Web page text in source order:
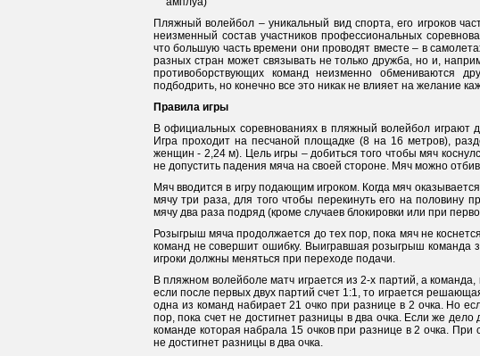
Пляжный волейбол – уникальный вид спорта, его игроков
неизменный состав участников профессиональных
что большую часть времени они проводят вместе – в
разных стран может связывать не только дружба, но и,
противоборствующих команд неизменно обмениваются
подбодрить, но конечно все это никак не влияет на желание
Правила игры
В официальных соревнованиях в пляжный волейбол играют
Игра проходит на песчаной площадке (8 на 16 метров),
женщин - 2,24 м). Цель игры – добиться того чтобы мяч
не допустить падения мяча на своей стороне. Мяч можно
Мяч вводится в игру подающим игроком. Когда мяч
мячу три раза, для того чтобы перекинуть его на половину
мячу два раза подряд (кроме случаев блокировки или при
Розыгрыш мяча продолжается до тех пор, пока мяч не
команд не совершит ошибку. Выигравшая розыгрыш команда
игроки должны меняться при переходе подачи.
В пляжном волейболе матч играется из 2-х партий, а
если после первых двух партий счет 1:1, то играется
одна из команд набирает 21 очко при разнице в 2 очка. Но
пор, пока счет не достигнет разницы в два очка. Если же
команде которая набрала 15 очков при разнице в 2 очка. При
не достигнет разницы в два очка.